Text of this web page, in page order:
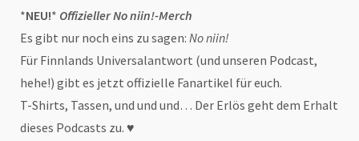
*NEU!* Offizieller No niin!-Merch
Es gibt nur noch eins zu sagen: No niin!
Für Finnlands Universalantwort (und unseren Podcast,
hehe!) gibt es jetzt offizielle Fanartikel für euch.
T-Shirts, Tassen, und und und… Der Erlös geht dem Erhalt
dieses Podcasts zu. ♥